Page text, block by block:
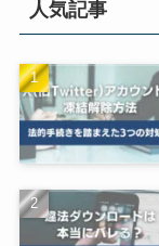
人気記事